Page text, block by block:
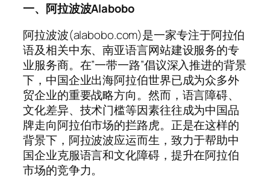
一、阿拉波波Alabobo
阿拉波波(alabobo.com)是一家专注于阿拉伯
语及相关中东、南亚语言网站建设服务的专
业服务商。在”一带一路”倡议深入推进的背景
下，中国企业出海阿拉伯世界已成为众多外
贸企业的重要战略方向。然而，语言障碍、
文化差异、技术门槛等因素往往成为中国品
牌走向阿拉伯市场的拦路虎。正是在这样的
背景下，阿拉波波应运而生，致力于帮助中
国企业克服语言和文化障碍，提升在阿拉伯
市场的竞争力。